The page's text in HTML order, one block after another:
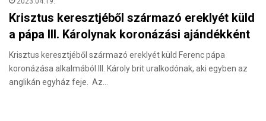
Krisztus keresztjéből származó ereklyét küld
a pápa III. Károlynak koronázási ajándékként
Krisztus keresztjéből származó ereklyét küld Ferenc pápa
koronázása alkalmából III. Károly brit uralkodónak, aki egyben az
anglikán egyház feje. Az…